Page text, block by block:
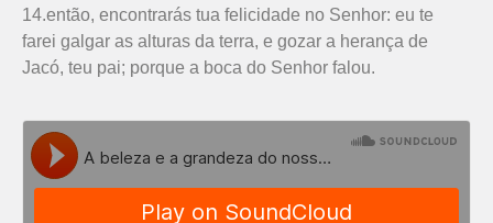
14.então, encontrarás tua felicidade no Senhor: eu te
farei galgar as alturas da terra, e gozar a herança de
Jacó, teu pai; porque a boca do Senhor falou.